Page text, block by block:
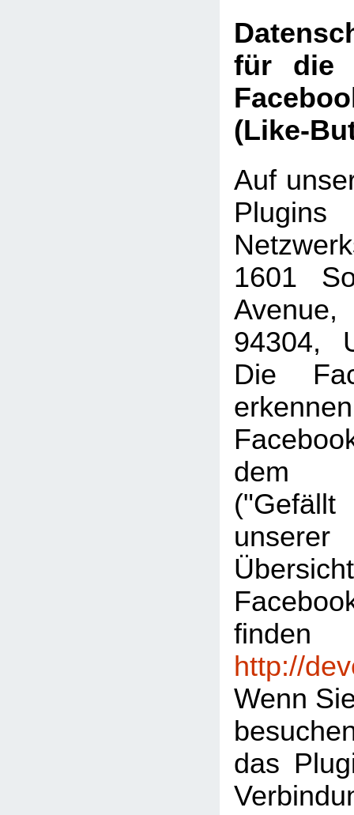
für die
(Like-
Auf
Plugins
1601
94304,
Die
dem
http://
Wenn
das